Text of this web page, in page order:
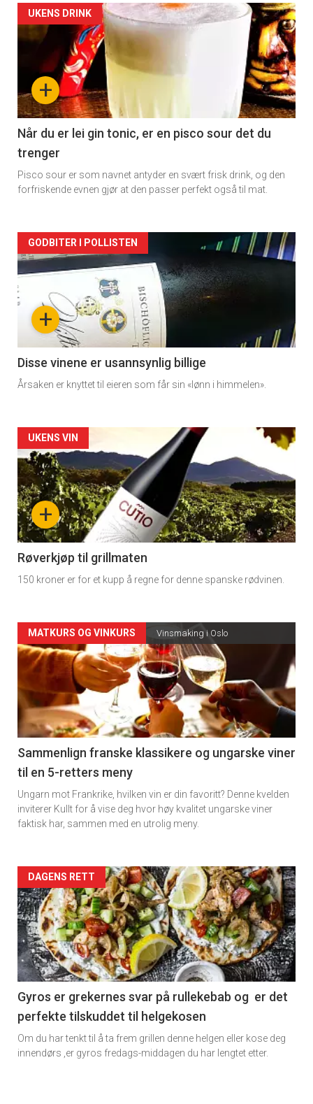
Forsiden
akkurat
nå
-
2
+
UKENS DRINK
Når du er lei gin tonic, er en pisco sour det du
trenger
Pisco sour er som navnet antyder en svært frisk drink, og den
forfriskende evnen gjør at den passer perfekt også til mat.
Forsiden
akkurat
nå
3
+
GODBITER I POLLISTEN
Disse vinene er usannsynlig billige
Årsaken er knyttet til eieren som får sin «lønn i himmelen».
Forsiden
akkurat
nå
-
4
+
UKENS VIN
Røverkjøp til grillmaten
150 kroner er for et kupp å regne for denne spanske rødvinen.
Forsiden
akkurat
nå
-
5
MATKURS OG VINKURS Vinsmaking i Oslo
Sammenlign franske klassikere og ungarske viner
til en 5-retters meny
Ungarn mot Frankrike, hvilken vin er din favoritt? Denne kvelden
inviterer Kullt for å vise deg hvor høy kvalitet ungarske viner
faktisk har, sammen med en utrolig meny.
Forsiden
akkurat
nå
-
6
DAGENS RETT
Gyros er grekernes svar på rullekebab og er det
perfekte tilskuddet til helgekosen
Om du har tenkt til å ta frem grillen denne helgen eller kose deg
innendørs ,er gyros fredags-middagen du har lengtet etter.